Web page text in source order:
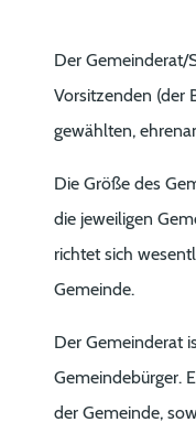
Der Gemeinderat/
Vorsitzenden (der
gewählten,
Die Größe des
die jeweiligen
richtet sich
Gemeinde.
Der Gemeinderat
Gemeindebürger.
der Gemeinde,